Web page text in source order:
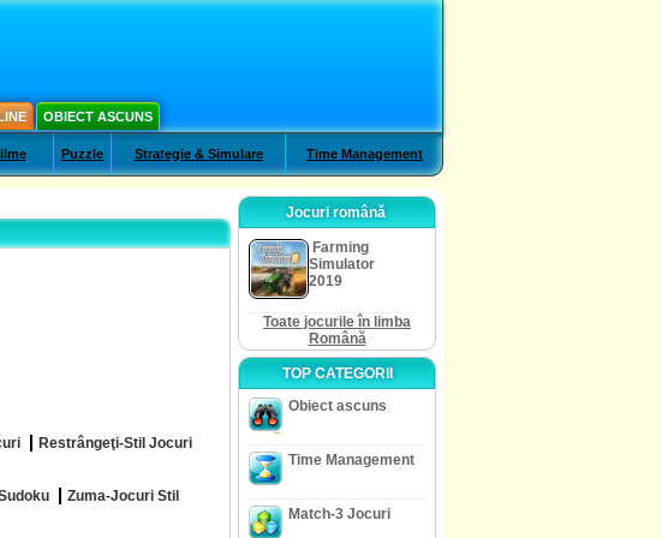
OBIECT ASCUNS
Puzzle Strategie & Simulare Time Management
Restrângeţi-Stil Jocuri
Zuma-Jocuri Stil
Jocuri română
Farming
Simulator
2019
Toate jocurile în limba
Română
TOP CATEGORII
Obiect ascuns
Time Management
Match-3 Jocuri